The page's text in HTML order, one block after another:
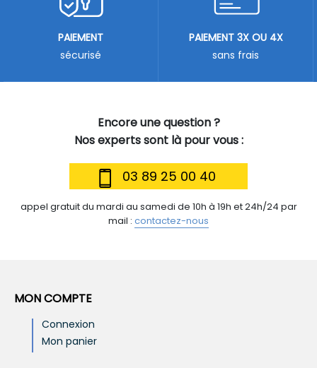
Encore une question ?
Nos experts sont là pour vous :
03 89 25 00 40
appel gratuit du mardi au samedi de 10h à 19h et 24h/24 par
mail : contactez-nous
PAIEMENT
sécurisé
PAIEMENT 3X OU 4X
sans frais
MON COMPTE
Connexion
Mon panier